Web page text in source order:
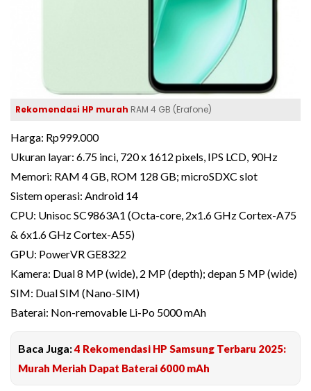
Rekomendasi HP murah RAM 4 GB (Erafone)
Harga: Rp999.000
Ukuran layar: 6.75 inci, 720 x 1612 pixels, IPS LCD, 90Hz
Memori: RAM 4 GB, ROM 128 GB; microSDXC slot
Sistem operasi: Android 14
CPU: Unisoc SC9863A1 (Octa-core, 2x1.6 GHz Cortex-A75
& 6x1.6 GHz Cortex-A55)
GPU: PowerVR GE8322
Kamera: Dual 8 MP (wide), 2 MP (depth); depan 5 MP (wide)
SIM: Dual SIM (Nano-SIM)
Baterai: Non-removable Li-Po 5000 mAh
Baca Juga:4 Rekomendasi HP Samsung Terbaru 2025:
Murah Meriah Dapat Baterai 6000 mAh